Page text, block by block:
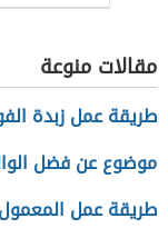
مقالات منوعة
طريقة عمل زبدة
موضوع عن فضل
طريقة عمل